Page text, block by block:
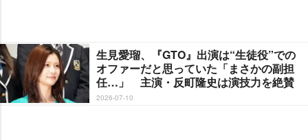
生見愛瑠、『GTO』出演は“生徒役”での
オファーだと思っていた「まさかの副担
任…」 主演・反町隆史は演技力を絶賛
2026-07-10